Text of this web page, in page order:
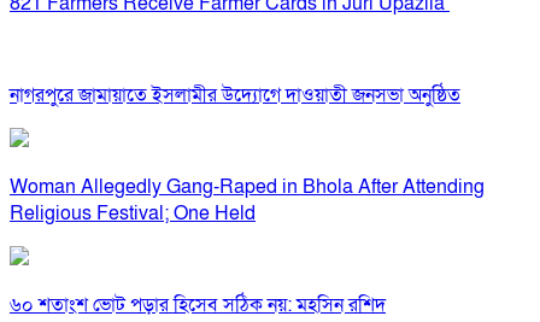
নাগরপুরে জামায়াতে ইসলামীর উদ্যোগে দাওয়াতী জনসভা অনুষ্ঠিত
Woman Allegedly Gang-Raped in Bhola After Attending
Religious Festival; One Held
৬০ শতাংশ ভোট পড়ার হিসেব সঠিক নয়: মহসিন রশিদ